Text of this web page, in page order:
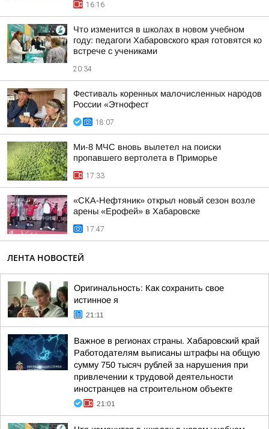
16:16
Что изменится в школах в новом учебном
году: педагоги Хабаровского края готовятся ко
встрече с учениками
20:34
Фестиваль коренных малочисленных народов
России «Этнофест
18:07
Ми-8 МЧС вновь вылетел на поиски
пропавшего вертолета в Приморье
17:33
«СКА-Нефтяник» открыл новый сезон возле
арены «Ерофей» в Хабаровске
17:47
ЛЕНТА НОВОСТЕЙ
Оригинальность: Как сохранить свое
истинное я
21:11
Важное в регионах страны. Хабаровский край
Работодателям выписаны штрафы на общую
сумму 750 тысяч рублей за нарушения при
привлечении к трудовой деятельности
иностранцев на строительном объекте
21:01